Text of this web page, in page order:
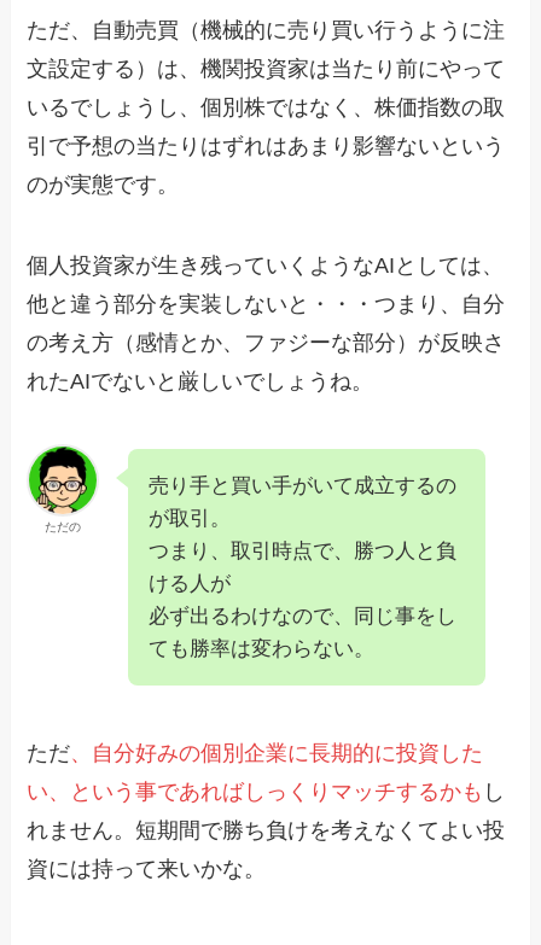
ただ、自動売買（機械的に売り買い行うように注
文設定する）は、機関投資家は当たり前にやって
いるでしょうし、個別株ではなく、株価指数の取
引で予想の当たりはずれはあまり影響ないという
のが実態です。
個人投資家が生き残っていくようなAIとしては、
他と違う部分を実装しないと・・・つまり、自分
の考え方（感情とか、ファジーな部分）が反映さ
れたAIでないと厳しいでしょうね。
ただの
売り手と買い手がいて成立するの
が取引。
つまり、取引時点で、勝つ人と負
ける人が
必ず出るわけなので、同じ事をし
ても勝率は変わらない。
ただ、自分好みの個別企業に長期的に投資した
い、という事であればしっくりマッチするかも し
れません。短期間で勝ち負けを考えなくてよい投
資には持って来いかな。